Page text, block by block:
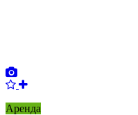
Аренда